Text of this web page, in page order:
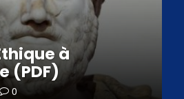
à
(PDF)
0